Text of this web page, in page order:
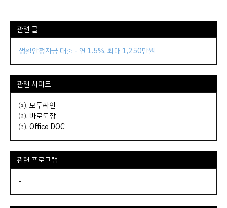
관련 글
생활안정자금 대출 - 연 1.5%, 최대 1,250만원
관련 사이트
⑴.모두싸인
⑵. 바로도장
⑶.Office DOC
관련 프로그램
-